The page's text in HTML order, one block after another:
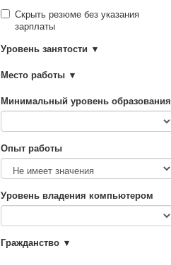
Скрыть резюме без указания
зарплаты
Уровень занятости
Место работы
Минимальный уровень образования
Опыт работы
Уровень владения компьютером
Гражданство